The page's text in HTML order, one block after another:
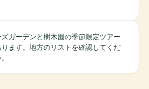
ズガーデンと樹木園の季節限定ツアー
ます。地方のリストを確認してくだ